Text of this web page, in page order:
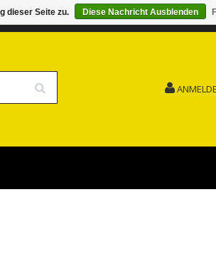
FEIERTAG
dieser Seite zu. Diese Nachricht Ausblenden